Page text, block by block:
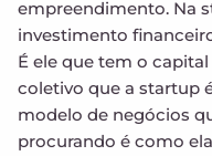
empreendimento. Na
investimento
É ele que tem o
coletivo que a startup
modelo de negócios
procurando é como